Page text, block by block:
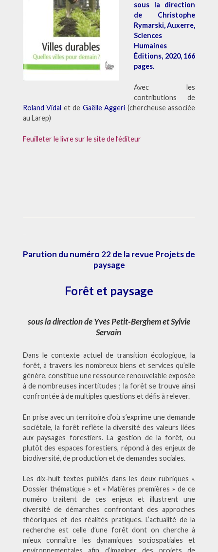
sous la direction
de Christophe
Rymarski,Auxerre,
Sciences
Humaines
Éditions, 2020, 166
pages.
Avec les
contributions de
Roland Vidal et de Gaëlle Aggeri (chercheuse associée
au Larep)
Feuilleter le livre sur le site de l’éditeur
Parution du numéro 22 de la revue Projets de
paysage
Forêt et paysage
sous la direction de Yves Petit-Berghem et Sylvie
Servain
Dans le contexte actuel de transition écologique, la
forêt, à travers les nombreux biens et services qu’elle
génère, constitue une ressource renouvelable exposée
à de nombreuses incertitudes ; la forêt se trouve ainsi
confrontée à de multiples questions et défis à relever.
En prise avec un territoire d’où s’exprime une demande
sociétale, la forêt reflète la diversité des valeurs liées
aux paysages forestiers. La gestion de la forêt, ou
plutôt des espaces forestiers, répond à des enjeux de
biodiversité, de production et de demandes sociales.
Les dix-huit textes publiés dans les deux rubriques «
Dossier thématique » et « Matières premières » de ce
numéro traitent de ces enjeux et illustrent une
diversité de démarches confrontant des approches
théoriques et des réalités pratiques. L’actualité de la
recherche est celle d’une forêt dont on cherche à
mieux connaître les dynamiques sociospatiales et